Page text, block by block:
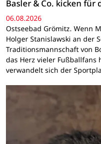
Basler & Co. kicken für
06.08.2026
Ostseebad Grömitz. Wenn
Holger Stanislawski an der
Traditionsmannschaft von
das Herz vieler Fußballfans
verwandelt sich der